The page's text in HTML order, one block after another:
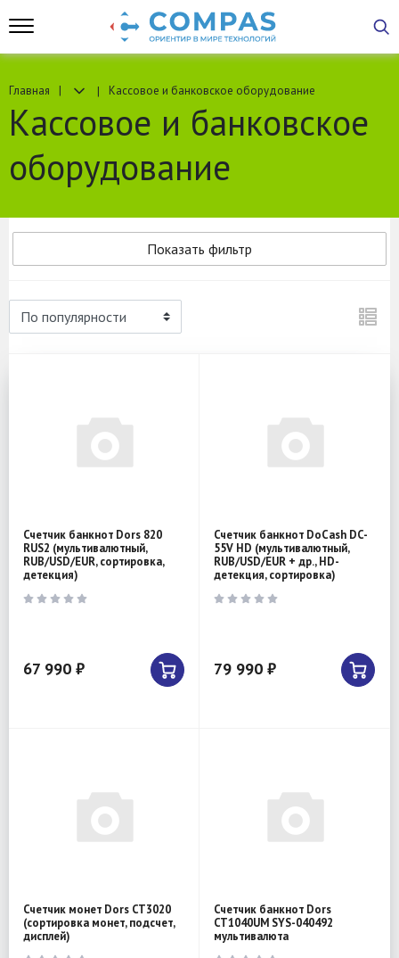
Главная Кассовое и банковское оборудование
Кассовое и банковское
оборудование
Показать фильтр
Счетчик банкнот Dors 820
RUS2 (мультивалютный,
RUB/USD/EUR, сортировка,
детекция)
67 990 ₽
Счетчик банкнот DoCash DC-
55V HD (мультивалютный,
RUB/USD/EUR + др., HD-
детекция, сортировка)
79 990 ₽
Счетчик монет Dors CT3020
(сортировка монет, подсчет,
дисплей)
Счетчик банкнот Dors
CT1040UM SYS-040492
мультивалюта